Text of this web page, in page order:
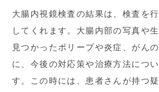
大腸内視鏡検査の結果は、検査を
してくれます。大腸内部の写真や
見つかったポリープや炎症、がん
に、今後の対応策や治療方法につ
す。この時には、患者さんが持つ